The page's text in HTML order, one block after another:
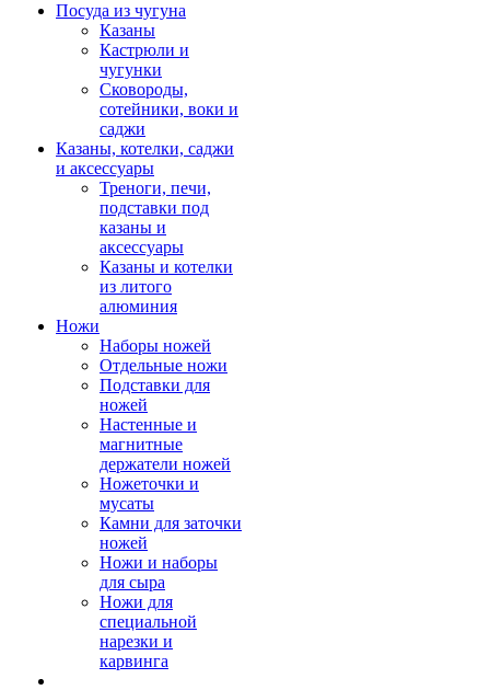
Посуда из чугуна
Казаны
Кастрюли и
чугунки
Сковороды,
сотейники, воки и
саджи
Казаны, котелки, саджи
и аксессуары
Треноги, печи,
подставки под
казаны и
аксессуары
Казаны и котелки
из литого
алюминия
Ножи
Наборы ножей
Отдельные ножи
Подставки для
ножей
Настенные и
магнитные
держатели ножей
Ножеточки и
мусаты
Камни для заточки
ножей
Ножи и наборы
для сыра
Ножи для
специальной
нарезки и
карвинга